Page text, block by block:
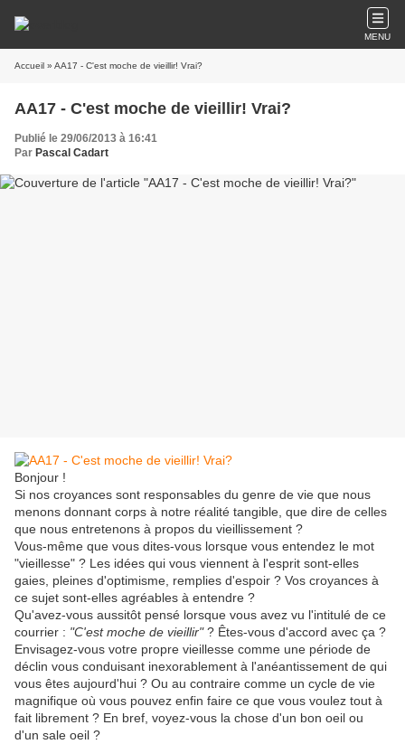
MENU
Accueil » AA17 - C'est moche de vieillir! Vrai?
AA17 - C'est moche de vieillir! Vrai?
Publié le 29/06/2013 à 16:41
Par Pascal Cadart
Bonjour !
Si nos croyances sont responsables du genre de vie que nous
menons donnant corps à notre réalité tangible, que dire de celles
que nous entretenons à propos du vieillissement ?
Vous-même que vous dites-vous lorsque vous entendez le mot
"vieillesse" ? Les idées qui vous viennent à l'esprit sont-elles
gaies, pleines d'optimisme, remplies d'espoir ? Vos croyances à
ce sujet sont-elles agréables à entendre ?
Qu'avez-vous aussitôt pensé lorsque vous avez vu l'intitulé de ce
courrier : "C'est moche de vieillir"? Êtes-vous d'accord avec ça ?
Envisagez-vous votre propre vieillesse comme une période de
déclin vous conduisant inexorablement à l'anéantissement de qui
vous êtes aujourd'hui ? Ou au contraire comme un cycle de vie
magnifique où vous pouvez enfin faire ce que vous voulez tout à
fait librement ? En bref, voyez-vous la chose d'un bon oeil ou
d'un sale oeil ?